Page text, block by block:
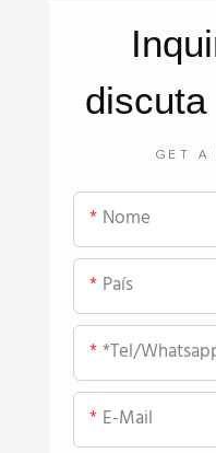
GET A
Nome
País
*tel/
E-Mail